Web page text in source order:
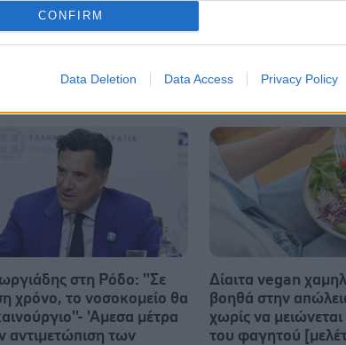
CONFIRM
Data Deletion Data Access Privacy Policy
στη Ρόδο: ''Σε
χρόνο, το νοσοκομείο θα
'Αμεσα μέτρα
αντιμετώπιση των
Δίαιτα vegan
βοηθά στην
χωρίς να
του φαγητού